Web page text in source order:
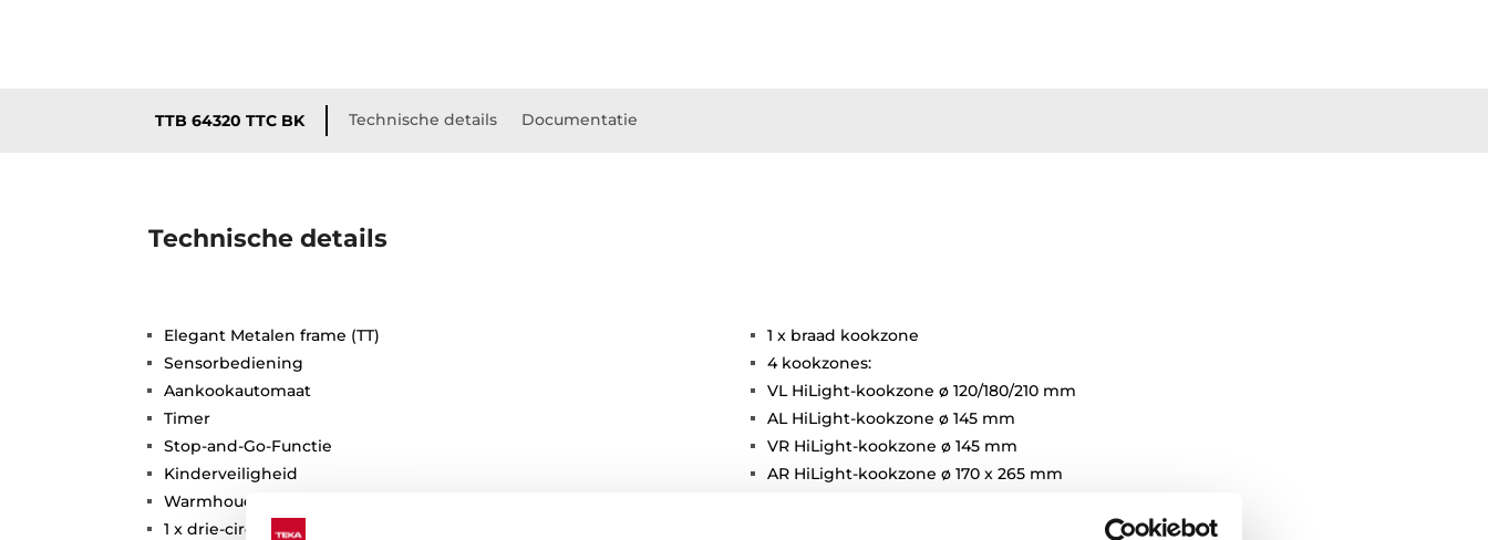
TTB 64320 TTC BK Technische details Documentatie
Technische details
Elegant Metalen frame (TT)
Sensorbediening
Aankookautomaat
Timer
Stop-and-Go-Functie
Kinderveiligheid
Warmhoudfunctie
1 x drie-circuit kookzone
1 x braad kookzone
4 kookzones:
VL HiLight-kookzone ø 120/180/210 mm
AL HiLight-kookzone ø 145 mm
VR HiLight-kookzone ø 145 mm
AR HiLight-kookzone ø 170 x 265 mm